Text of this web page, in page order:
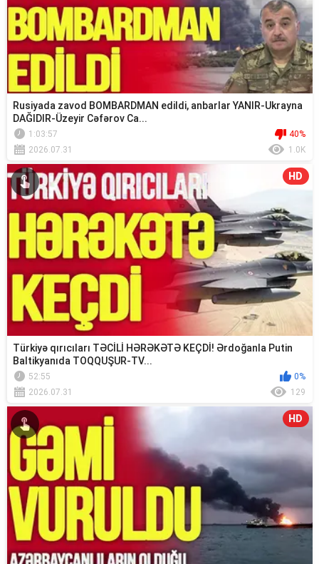
Rusiyada zavod BOMBARDMAN edildi, anbarlar YANIR-Ukrayna
DAĞIDIR-Üzeyir Cəfərov Ca...
1:03:57
40%
2026.07.31
1.0K
HD
Türkiyə qırıcıları TƏCİLİ HƏRƏKƏTƏ KEÇDİ! Ərdoğanla Putin
Baltikyanıda TOQQUŞUR-TV...
52:55
0%
2026.07.31
129
HD